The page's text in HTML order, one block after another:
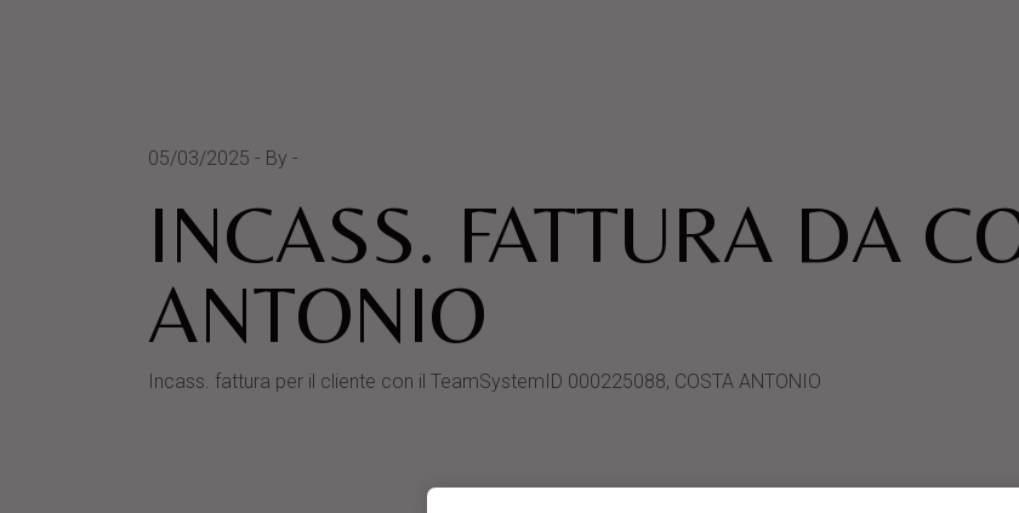
05/03/2025 By
INCASS. FATTURA DA
ANTONIO
Incass. fattura per il cliente con il TeamSystemID 000225088, COSTA ANTONIO